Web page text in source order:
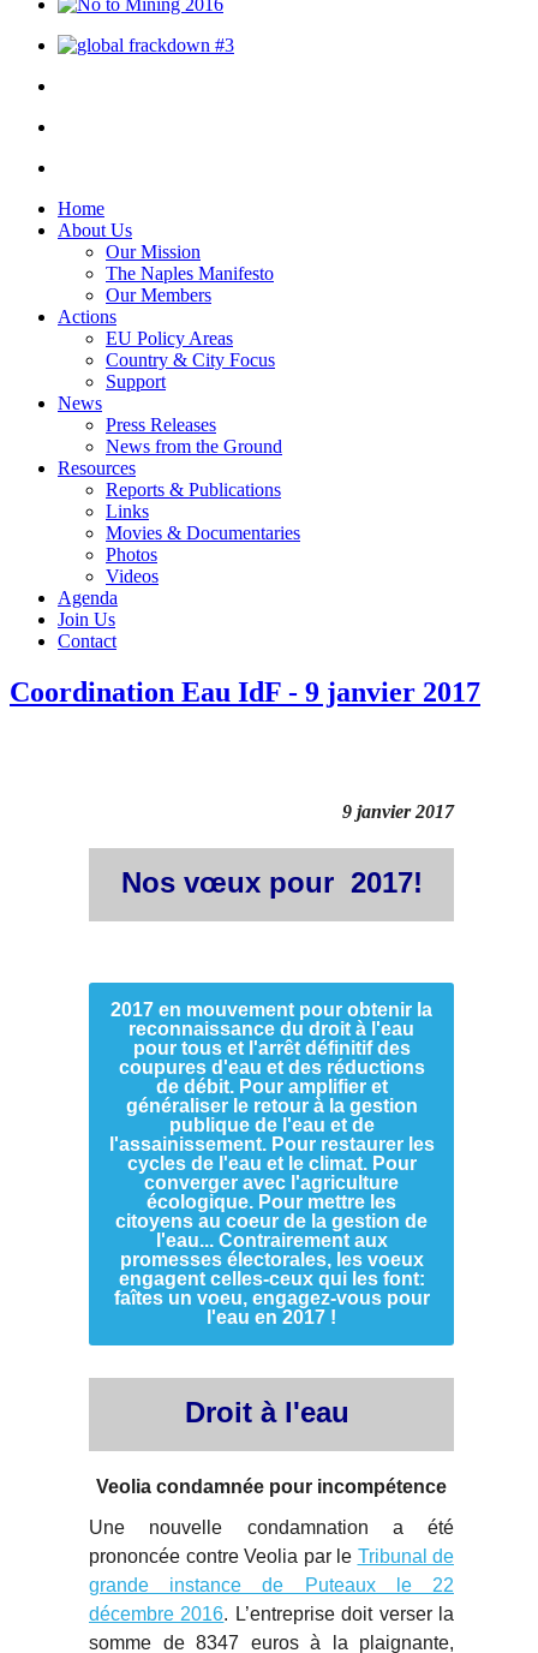
Home
About Us
Our Mission
The Naples Manifesto
Our Members
Actions
EU Policy Areas
Country & City Focus
Support
News
Press Releases
News from the Ground
Resources
Reports & Publications
Links
Movies & Documentaries
Photos
Videos
Agenda
Join Us
Contact
Coordination Eau IdF - 9 janvier 2017
9 janvier 2017
Nos vœux pour 2017!
2017 en mouvement pour obtenir la
reconnaissance du droit à l'eau
pour tous et l'arrêt définitif des
coupures d'eau et des réductions
de débit. Pour amplifier et
généraliser le retour à la gestion
publique de l'eau et de
l'assainissement. Pour restaurer les
cycles de l'eau et le climat. Pour
converger avec l'agriculture
écologique. Pour mettre les
citoyens au coeur de la gestion de
l'eau... Contrairement aux
promesses électorales, les voeux
engagent celles-ceux qui les font:
faîtes un voeu, engagez-vous pour
l'eau en 2017 !
Droit à l'eau
Veolia condamnée pour incompétence
Une nouvelle condamnation a été
prononcée contre Veolia par le Tribunal de
grande instance de Puteaux le 22
décembre 2016. L’entreprise doit verser la
somme de 8347 euros à la plaignante,